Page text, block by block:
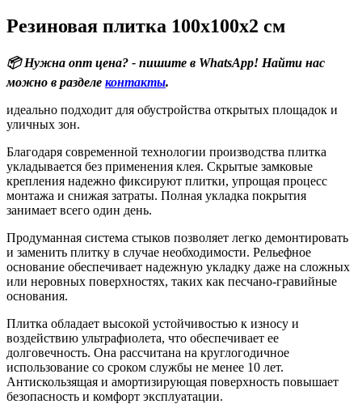
Резиновая плитка 100х100х2 см
📦 Нужна опт цена? - пишите в WhatsApp! Найти нас
можно в разделе контакты.
идеально подходит для обустройства открытых площадок и
уличных зон.
Благодаря современной технологии производства плитка
укладывается без применения клея. Скрытые замковые
крепления надежно фиксируют плитки, упрощая процесс
монтажа и снижая затраты. Полная укладка покрытия
занимает всего один день.
Продуманная система стыков позволяет легко демонтировать
и заменить плитку в случае необходимости. Рельефное
основание обеспечивает надежную укладку даже на сложных
или неровных поверхностях, таких как песчано-гравийные
основания.
Плитка обладает высокой устойчивостью к износу и
воздействию ультрафиолета, что обеспечивает ее
долговечность. Она рассчитана на круглогодичное
использование со сроком службы не менее 10 лет.
Антискользящая и амортизирующая поверхность повышает
безопасность и комфорт эксплуатации.